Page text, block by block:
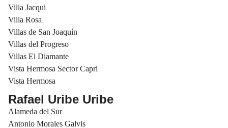
Villa Jacqui
Villa Rosa
Villas de San Joaquín
Villas del Progreso
Villas El Diamante
Vista Hermosa Sector Capri
Vista Hermosa
Rafael Uribe Uribe
Alameda del Sur
Antonio Morales Galvis